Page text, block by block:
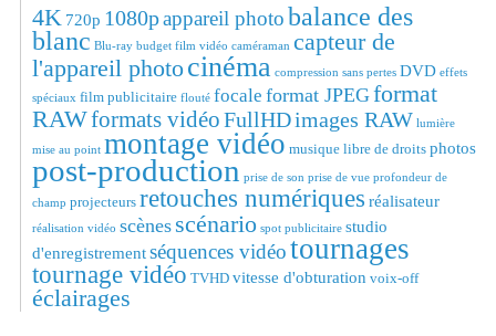
4K 720p 1080pappareil photobalance des
blanc Blu-ray budget film vidéo caméraman capteur de
l'appareil photocinéma compression sans pertes DVD effets
spéciaux film publicitaire flouté focale format JPEGformat
RAWformats vidéoFullHDimages RAW lumière
mise au point montage vidéo musique libre de droits photos
post-production prise de son prise de vue profondeur de
champ projecteurs retouches numériques réalisateur
réalisation vidéo scènes scénario spot publicitaire studio
d'enregistrementséquences vidéotournages
tournage vidéo TVHD vitesse d'obturation voix-off
éclairages